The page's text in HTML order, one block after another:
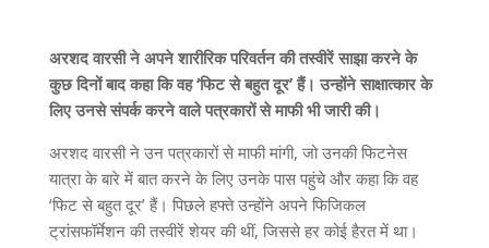
अरशद वारसी ने अपने शारीरिक परिवर्तन की तस्वीरें साझा करने के
कुछ दिनों बाद कहा कि वह ‘फिट से बहुत दूर’ हैं। उन्होंने साक्षात्कार के
लिए उनसे संपर्क करने वाले पत्रकारों से माफी भी जारी की।
अरशद वारसी ने उन पत्रकारों से माफी मांगी, जो उनकी फिटनेस
यात्रा के बारे में बात करने के लिए उनके पास पहुंचे और कहा कि वह
‘फिट से बहुत दूर’ हैं। पिछले हफ्ते उन्होंने अपने फिजिकल
ट्रांसफॉर्मेशन की तस्वीरें शेयर की थीं, जिससे हर कोई हैरत में था।